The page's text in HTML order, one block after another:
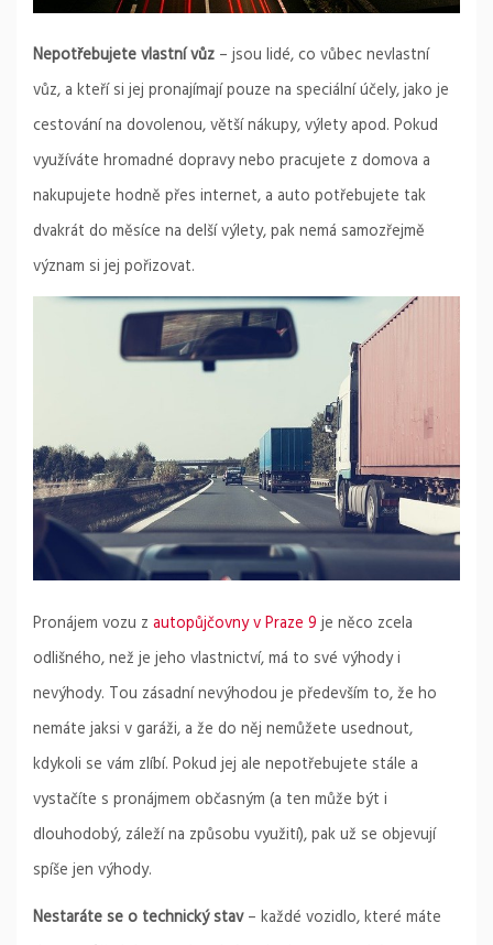
Nepotřebujete vlastní vůz – jsou lidé, co vůbec nevlastní
vůz, a kteří si jej pronajímají pouze na speciální účely, jako je
cestování na dovolenou, větší nákupy, výlety apod. Pokud
využíváte hromadné dopravy nebo pracujete z domova a
nakupujete hodně přes internet, a auto potřebujete tak
dvakrát do měsíce na delší výlety, pak nemá samozřejmě
význam si jej pořizovat.
Pronájem vozu z autopůjčovny v Praze 9je něco zcela
odlišného, než je jeho vlastnictví, má to své výhody i
nevýhody. Tou zásadní nevýhodou je především to, že ho
nemáte jaksi v garáži, a že do něj nemůžete usednout,
kdykoli se vám zlíbí. Pokud jej ale nepotřebujete stále a
vystačíte s pronájmem občasným (a ten může být i
dlouhodobý, záleží na způsobu využití), pak už se objevují
spíše jen výhody.
Nestaráte se o technický stav– každé vozidlo, které máte